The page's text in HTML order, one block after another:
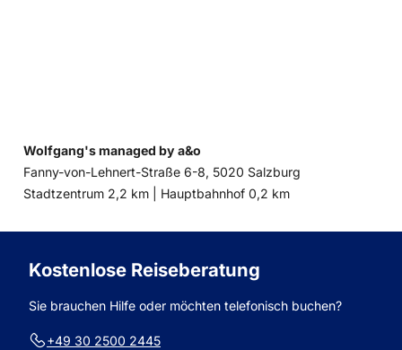
Wolfgang's managed by a&o
Fanny-von-Lehnert-Straße 6-8, 5020 Salzburg
Entfernung
Stadtzentrum 2,2 km | Entfernung
Hauptbahnhof 0,2 km
Kostenlose Reiseberatung
Sie brauchen Hilfe oder möchten telefonisch buchen?
+49 30 2500 2445